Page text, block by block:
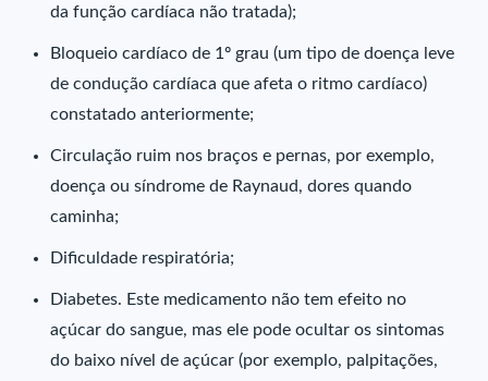
da função cardíaca não tratada);
Bloqueio cardíaco de 1º grau (um tipo de doença leve
de condução cardíaca que afeta o ritmo cardíaco)
constatado anteriormente;
Circulação ruim nos braços e pernas, por exemplo,
doença ou síndrome de Raynaud, dores quando
caminha;
Dificuldade respiratória;
Diabetes. Este medicamento não tem efeito no
açúcar do sangue, mas ele pode ocultar os sintomas
do baixo nível de açúcar (por exemplo, palpitações,